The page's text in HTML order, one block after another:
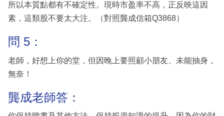
所以本質點都有不確定性。現時市盈率不高，正反映這因
素，這類股不要太大注。（對照龔成信箱Q3868）
問 5：
老師，好想上你的堂，但因晚上要照顧小朋友、未能抽身，
無奈！
龔成老師答：